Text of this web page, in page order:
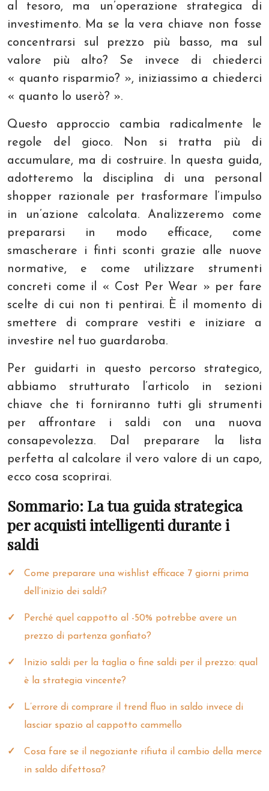
al tesoro, ma un’operazione strategica di
investimento. Ma se la vera chiave non fosse
concentrarsi sul prezzo più basso, ma sul
valore più alto? Se invece di chiederci
« quanto risparmio? », iniziassimo a chiederci
« quanto lo userò? ».
Questo approccio cambia radicalmente le
regole del gioco. Non si tratta più di
accumulare, ma di costruire. In questa guida,
adotteremo la disciplina di una personal
shopper razionale per trasformare l’impulso
in un’azione calcolata. Analizzeremo come
prepararsi in modo efficace, come
smascherare i finti sconti grazie alle nuove
normative, e come utilizzare strumenti
concreti come il « Cost Per Wear » per fare
scelte di cui non ti pentirai. È il momento di
smettere di comprare vestiti e iniziare a
investire nel tuo guardaroba.
Per guidarti in questo percorso strategico,
abbiamo strutturato l’articolo in sezioni
chiave che ti forniranno tutti gli strumenti
per affrontare i saldi con una nuova
consapevolezza. Dal preparare la lista
perfetta al calcolare il vero valore di un capo,
ecco cosa scoprirai.
Sommario: La tua guida strategica
per acquisti intelligenti durante i
saldi
Come preparare una wishlist efficace 7 giorni prima
dell’inizio dei saldi?
Perché quel cappotto al -50% potrebbe avere un
prezzo di partenza gonfiato?
Inizio saldi per la taglia o fine saldi per il prezzo: qual
è la strategia vincente?
L’errore di comprare il trend fluo in saldo invece di
lasciar spazio al cappotto cammello
Cosa fare se il negoziante rifiuta il cambio della merce
in saldo difettosa?